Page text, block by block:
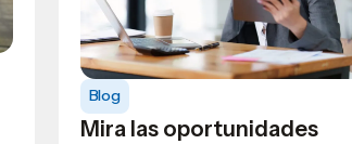
Blog
Mira las oportunidades